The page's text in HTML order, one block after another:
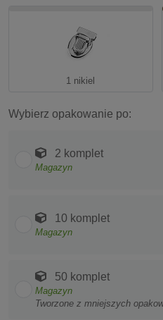
1 nikiel
Wybierz opakowanie po:
2 komplet
Magazyn
10 komplet
Magazyn
50 komplet
Magazyn
Tworzone z mniejszych